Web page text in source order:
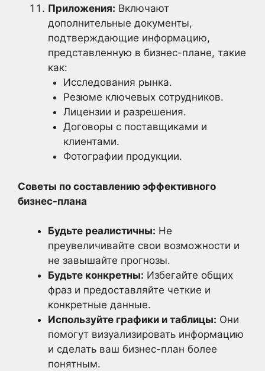
Приложения: Включают
дополнительные документы,
подтверждающие информацию,
представленную в бизнес-плане, такие
как:
Исследования рынка.
Резюме ключевых сотрудников.
Лицензии и разрешения.
Договоры с поставщиками и
клиентами.
Фотографии продукции.
Советы по составлению эффективного
бизнес-плана
Будьте реалистичны: Не
преувеличивайте свои возможности и
не завышайте прогнозы.
Будьте конкретны: Избегайте общих
фраз и предоставляйте четкие и
конкретные данные.
Используйте графики и таблицы: Они
помогут визуализировать информацию
и сделать ваш бизнес-план более
понятным.